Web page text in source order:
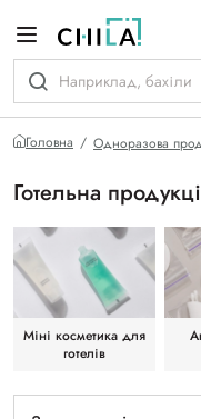
Головна Одноразова
Готельна
Міні косметика для
готелів
гамі